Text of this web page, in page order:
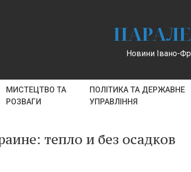
Новини Івано-
МИСТЕЦТВО ТА
РОЗВАГИ
ПОЛІТИКА ТА ДЕРЖАВНЕ
УПРАВЛІННЯ
тепло и без осадков